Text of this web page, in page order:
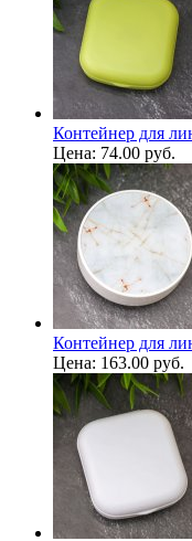
Контейнер для
Цена: 74.00 руб.
Контейнер для
Цена: 163.00 руб.